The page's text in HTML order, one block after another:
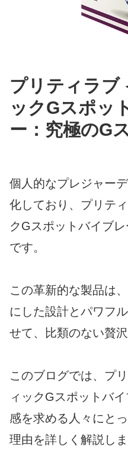
プリティラブ
ックGスポッ
ー：究極のG
個人的なプレジャー
化しており、プリテ
クGスポットバイブ
です。
この革新的な製品は
にした設計とパワフ
せて、比類のない贅
このブログでは、プ
ィックGスポットバ
感を求める人々にと
理由を詳しく解説しま